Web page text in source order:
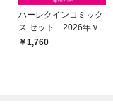
ハーレクインコミック
ス セット 2026年 vo
l.924
1,760